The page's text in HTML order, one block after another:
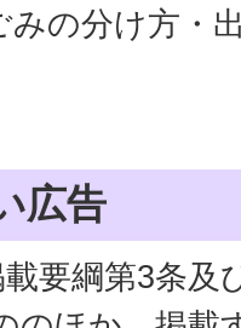
みの分け方・
広告
要綱第3条及